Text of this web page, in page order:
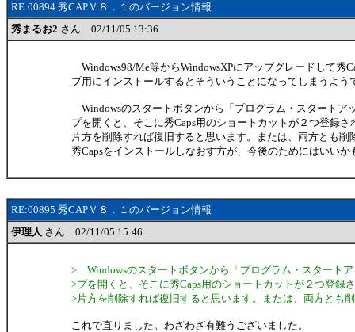
RE:00894 秀CAPＶ８．１のバージョン情報
秀まるお2 さん 02/11/05 13:36
Windows98/Me等からWindowsXPにアップグレードして秀
プ用にインストールするとそういうことになってしまうよう
Windowsのスタートボタンから「プログラム・スタートア
プを開くと、そこに秀Caps用のショートカットが２つ登録
片方を削除すれば復旧すると思います。または、両方とも削
秀Capsをインストールしなおす方が、今後のためにはいいか
RE:00895 秀CAPＶ８．１のバージョン情報
伊理人 さん 02/11/05 15:46
> Windowsのスタートボタンから「プログラム・スタート
>プを開くと、そこに秀Caps用のショートカットが２つ登録
>片方を削除すれば復旧すると思います。または、両方とも
これで直りました。わざわざ有難うございました。